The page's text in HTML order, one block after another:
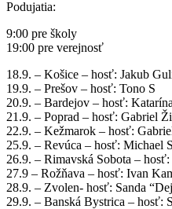
Podujatia:
9:00 pre školy
19:00 pre verejnosť
18.9. – Košice – hosť: Jakub
19.9. – Prešov – hosť: Tono S
20.9. – Bardejov – hosť:
21.9. – Poprad – hosť: Gabriel
22.9. – Kežmarok – hosť:
25.9. – Revúca – hosť: Michael
26.9. – Rimavská Sobota –
27.9 – Rožňava – hosť: Ivan
28.9. – Zvolen- hosť: Sanda
29.9. – Banská Bystrica – hosť: